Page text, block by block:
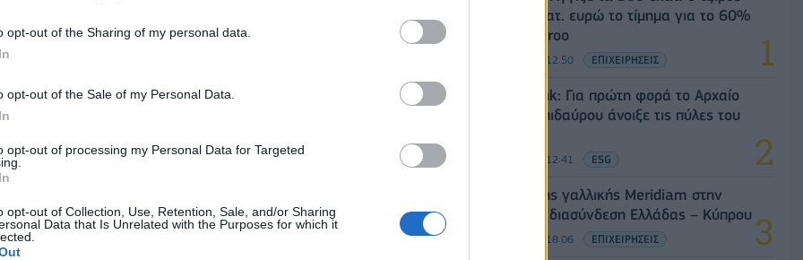
opt-out of the Sharing of my personal data.
opt-out of the Sale of my Personal Data.
opt-out of processing my Personal Data for Targeted
opt-out of Collection, Use, Retention, Sale, and/or Sharing
Data that Is Unrelated with the Purposes for which it
Στα 10 εκατ. ευρώ το τίμημα για το 60%
του Jackaroo
05/08/2026 - 12:50 ΕΠΙΧΕΙΡΗΣΕΙΣ
Alpha Bank: Για πρώτη φορά το Αρχαίο
Θέατρο Επιδαύρου άνοιξε τις πύλες του
05/08/2026 - 12:41 ESG
Είσοδος της γαλλικής Meridiam στην
ηλεκτρική διασύνδεση Ελλάδας – Κύπρου
05/08/2026 - 18:06 ΕΠΙΧΕΙΡΗΣΕΙΣ